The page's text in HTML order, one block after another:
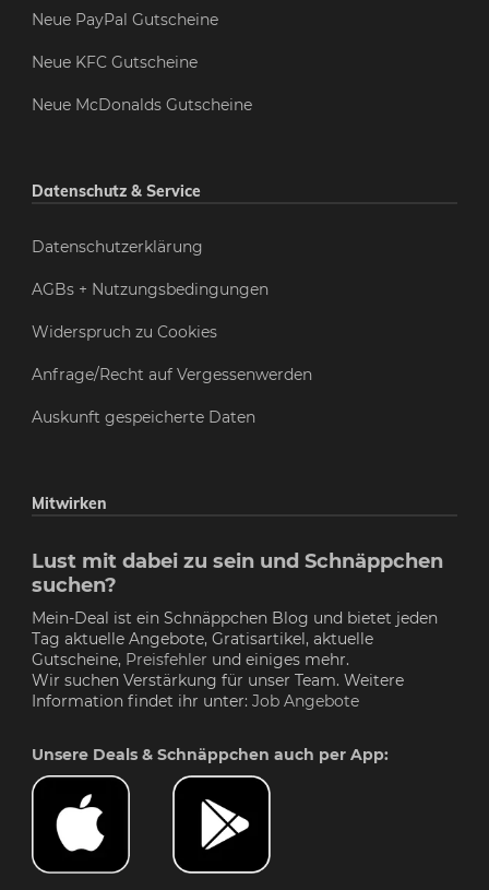
Neue PayPal Gutscheine
Neue KFC Gutscheine
Neue McDonalds Gutscheine
Datenschutz & Service
Datenschutzerklärung
AGBs + Nutzungsbedingungen
Widerspruch zu Cookies
Anfrage/Recht auf Vergessenwerden
Auskunft gespeicherte Daten
Mitwirken
Lust mit dabei zu sein und Schnäppchen
suchen?
Mein-Deal ist ein Schnäppchen Blog und bietet jeden
Tag aktuelle Angebote, Gratisartikel, aktuelle
Gutscheine, Preisfehler und einiges mehr.
Wir suchen Verstärkung für unser Team. Weitere
Information findet ihr unter: Job Angebote
Unsere Deals & Schnäppchen auch per App: